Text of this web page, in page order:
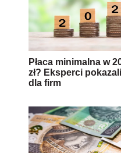
Płaca minimalna w
zł? Eksperci
dla firm